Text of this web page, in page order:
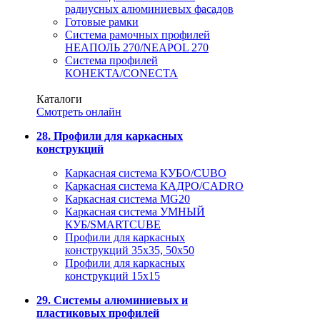
радиусных алюминиевых фасадов
Готовые рамки
Система рамочных профилей
НЕАПОЛЬ 270/NEAPOL 270
Система профилей
КОНЕКТА/CONECTA
Каталоги
Смотреть онлайн
28. Профили для каркасных
конструкций
Каркасная система КУБО/CUBO
Каркасная система КАДРО/CADRO
Каркасная система MG20
Каркасная система УМНЫЙ
КУБ/SMARTCUBE
Профили для каркасных
конструкций 35x35, 50x50
Профили для каркасных
конструкций 15х15
29. Системы алюминиевых и
пластиковых профилей